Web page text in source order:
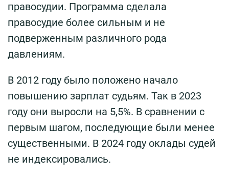
правосудии. Программа сделала
правосудие более сильным и не
подверженным различного рода
давлениям.
В 2012 году было положено начало
повышению зарплат судьям. Так в 2023
году они выросли на 5,5%. В сравнении с
первым шагом, последующие были менее
существенными. В 2024 году оклады судей
не индексировались.